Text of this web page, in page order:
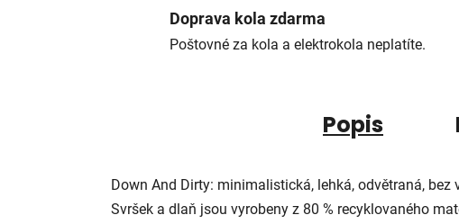
Doprava kola zdarma
Poštovné za kola a elektrokola neplatíte.
Popis
Down And Dirty: minimalistická, lehká, odvětraná,
Svršek a dlaň jsou vyrobeny z 80 % recyklovaného